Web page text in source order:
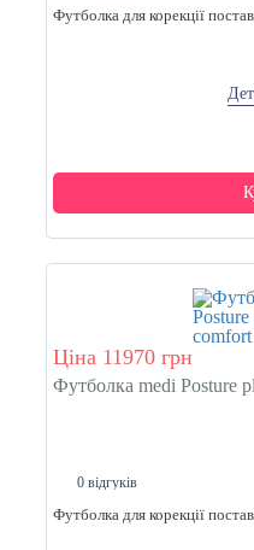
Футболка для корекції
Ціна 11970 грн
Футболка medi Posture
0 відгуків
Футболка для корекції